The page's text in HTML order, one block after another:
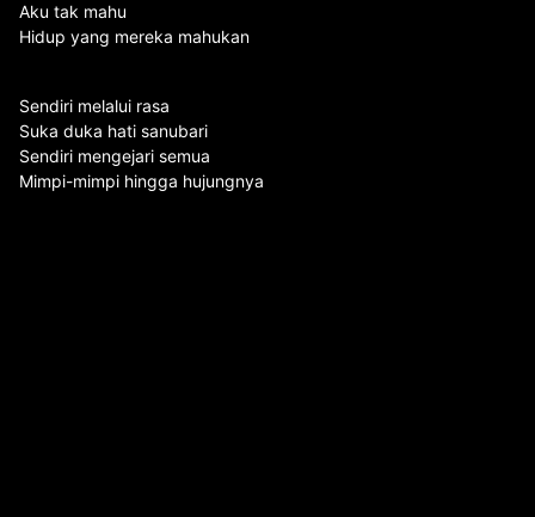
Aku tak mahu
Hidup yang mereka mahukan
Sendiri melalui rasa
Suka duka hati sanubari
Sendiri mengejari semua
Mimpi-mimpi hingga hujungnya